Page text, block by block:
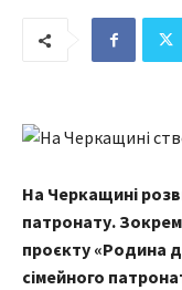
На Черкащині
патронату.
проєкту «Родина
сімейного